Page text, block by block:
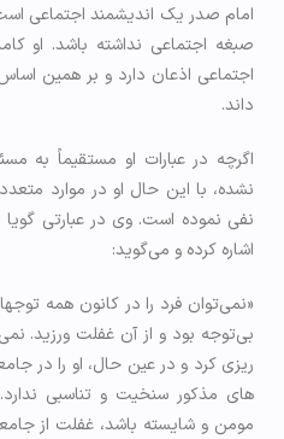
امام صدر یک اندیشمند اجتماعی
صبغه­ اجتماعی نداشته باشد. او
داند.
اگرچه در عبارات او مستقیماً به
نشده، با این حال او در موارد
نفی نموده است. وی در عبارتی
اشاره کرده و می­‌گوید:
«نمی‌­توان فرد را در کانون همه
ریزی کرد و در عین حال، او را در
های مذکور سنخیت و تناسبی
مومن و شایسته باشد، غفلت از